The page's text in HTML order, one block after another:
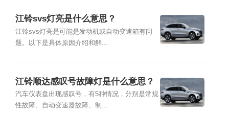
江铃svs灯亮是什么意思？
江铃svs灯亮是可能是发动机或自动变速箱有问
题。以下是具体原因介绍和解...
江铃顺达感叹号故障灯是什么意思？
汽车仪表盘出现感叹号，有5种情况，分别是常规
性故障、自动变速器故障、制...